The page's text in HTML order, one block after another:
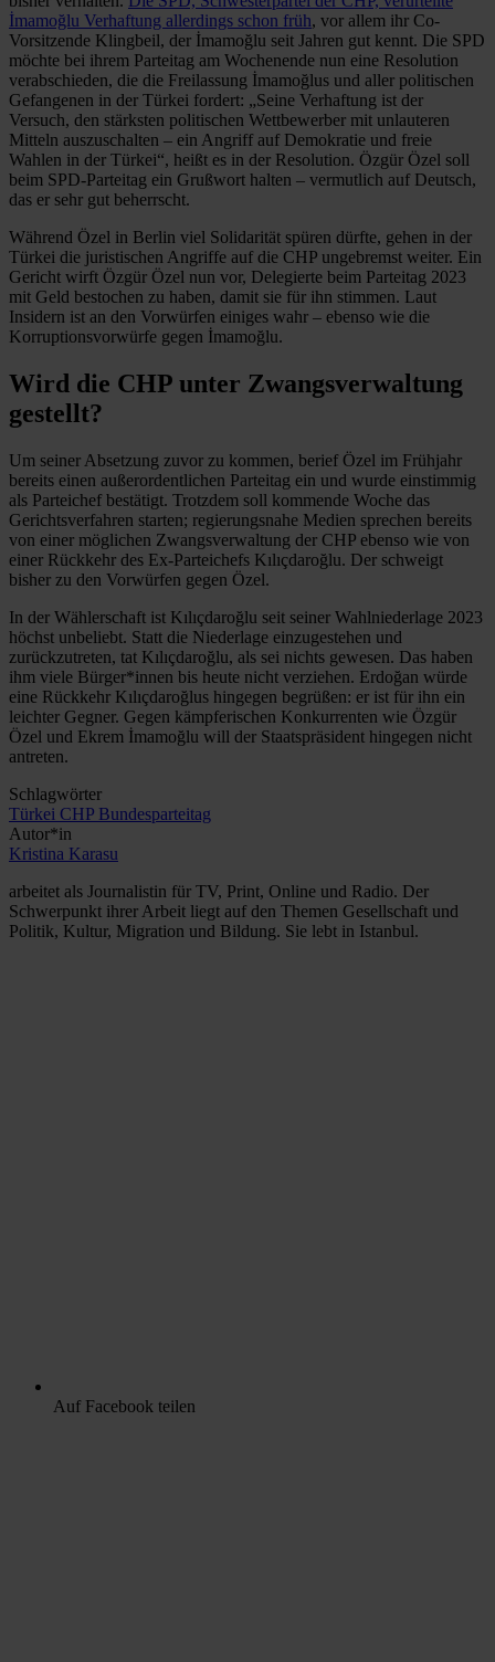
İmamoğlu Verhaftung allerdings schon früh, vor allem ihr Co-
Vorsitzende Klingbeil, der İmamoğlu seit Jahren gut kennt. Die SPD
möchte bei ihrem Parteitag am Wochenende nun eine Resolution
verabschieden, die die Freilassung İmamoğlus und aller politischen
Gefangenen in der Türkei fordert: „Seine Verhaftung ist der
Versuch, den stärksten politischen Wettbewerber mit unlauteren
Mitteln auszuschalten – ein Angriff auf Demokratie und freie
Wahlen in der Türkei“, heißt es in der Resolution. Özgür Özel soll
beim SPD-Parteitag ein Grußwort halten – vermutlich auf Deutsch,
das er sehr gut beherrscht.
Während Özel in Berlin viel Solidarität spüren dürfte, gehen in der
Türkei die juristischen Angriffe auf die CHP ungebremst weiter. Ein
Gericht wirft Özgür Özel nun vor, Delegierte beim Parteitag 2023
mit Geld bestochen zu haben, damit sie für ihn stimmen. Laut
Insidern ist an den Vorwürfen einiges wahr – ebenso wie die
Korruptionsvorwürfe gegen İmamoğlu.
Wird die CHP unter Zwangsverwaltung
gestellt?
Um seiner Absetzung zuvor zu kommen, berief Özel im Frühjahr
bereits einen außerordentlichen Parteitag ein und wurde einstimmig
als Parteichef bestätigt. Trotzdem soll kommende Woche das
Gerichtsverfahren starten; regierungsnahe Medien sprechen bereits
von einer möglichen Zwangsverwaltung der CHP ebenso wie von
einer Rückkehr des Ex-Parteichefs Kılıçdaroğlu. Der schweigt
bisher zu den Vorwürfen gegen Özel.
In der Wählerschaft ist Kılıçdaroğlu seit seiner Wahlniederlage 2023
höchst unbeliebt. Statt die Niederlage einzugestehen und
zurückzutreten, tat Kılıçdaroğlu, als sei nichts gewesen. Das haben
ihm viele Bürger*innen bis heute nicht verziehen. Erdoğan würde
eine Rückkehr Kılıçdaroğlus hingegen begrüßen: er ist für ihn ein
leichter Gegner. Gegen kämpferischen Konkurrenten wie Özgür
Özel und Ekrem İmamoğlu will der Staatspräsident hingegen nicht
antreten.
Schlagwörter
Türkei CHP Bundesparteitag
Autor*in
Kristina Karasu
arbeitet als Journalistin für TV, Print, Online und Radio. Der
Schwerpunkt ihrer Arbeit liegt auf den Themen Gesellschaft und
Politik, Kultur, Migration und Bildung. Sie lebt in Istanbul.
Auf Facebook teilen